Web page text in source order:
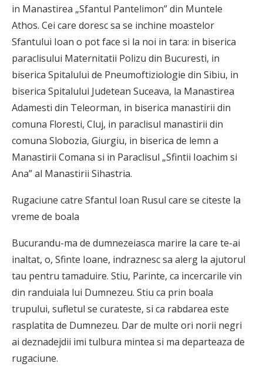
in Manastirea „Sfantul Pantelimon” din Muntele
Athos. Cei care doresc sa se inchine moastelor
Sfantului Ioan o pot face si la noi in tara: in biserica
paraclisului Maternitatii Polizu din Bucuresti, in
biserica Spitalului de Pneumoftiziologie din Sibiu, in
biserica Spitalului Judetean Suceava, la Manastirea
Adamesti din Teleorman, in biserica manastirii din
comuna Floresti, Cluj, in paraclisul manastirii din
comuna Slobozia, Giurgiu, in biserica de lemn a
Manastirii Comana si in Paraclisul „Sfintii Ioachim si
Ana” al Manastirii Sihastria.
Rugaciune catre Sfantul Ioan Rusul care se citeste la
vreme de boala
Bucurandu-ma de dumnezeiasca marire la care te-ai
inaltat, o, Sfinte Ioane, indraznesc sa alerg la ajutorul
tau pentru tamaduire. Stiu, Parinte, ca incercarile vin
din randuiala lui Dumnezeu. Stiu ca prin boala
trupului, sufletul se curateste, si ca rabdarea este
rasplatita de Dumnezeu. Dar de multe ori norii negri
ai deznadejdii imi tulbura mintea si ma departeaza de
rugaciune.